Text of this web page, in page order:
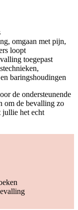
omgaan met pijn,
loopt
toegepast
baringshoudingen
de ondersteunende
om de bevalling zo
jullie het echt